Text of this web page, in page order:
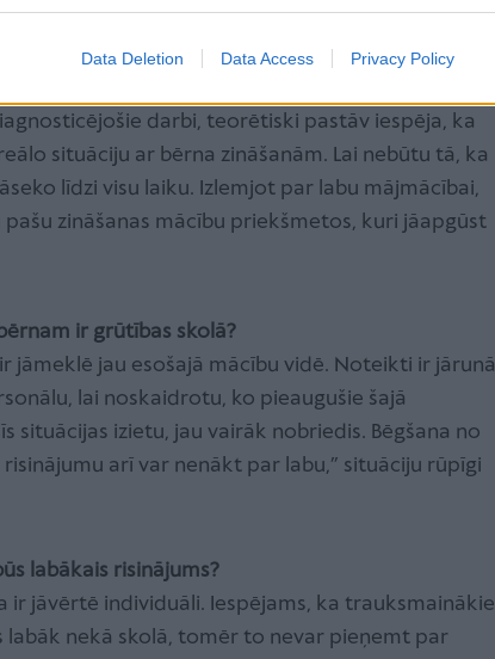
Data Deletion Data Access Privacy Policy
un vada mājmācības procesu. Kā stāsta
notiek, bet parasti tā nav ļoti cieša, tāpēc
savu bērnu attīstībai. Tā kā pirmais lielākais
darbi, teorētiski pastāv iespēja, ka
situāciju ar bērna zināšanām. Lai nebūtu tā, ka
līdzi visu laiku. Izlemjot par labu mājmācībai,
zināšanas mācību priekšmetos, kuri jāapgūst
ir grūtības skolā?
jāmeklē jau esošajā mācību vidē. Noteikti ir jārunā
lai noskaidrotu, ko pieaugušie šajā
situācijas izietu, jau vairāk nobriedis. Bēgšana no
arī var nenākt par labu,” situāciju rūpīgi
labākais risinājums?
ir jāvērtē individuāli. Iespējams, ka trauksmainākie
nekā skolā, tomēr to nevar pieņemt par